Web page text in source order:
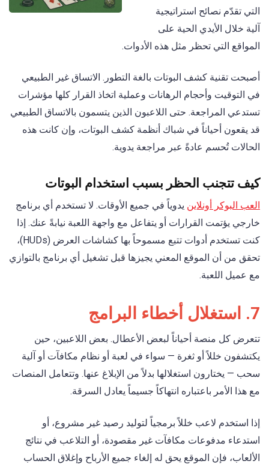
التي تقدّم نصائح استراتيجية
آلية خلال الأيدي الحية على
المواقع التي تحظر مثل هذه الأدوات.
أصبحت تقنية كشف البوتات بالغة التطور. الاتساق غير الطبيعي
في التوقيت وأحجام الرهانات وعملية اتخاذ القرار كلها مؤشرات
تستدعي المراجعة. حتى اللاعبون الذين يتسمون بالاتساق الطبيعي
قد يقعون أحياناً في شباك أنظمة كشف البوتات، وإن كانت هذه
الحالات تُحسم عادةً عبر مراجعة يدوية.
كيف تتجنب الحظر بسبب استخدام البوتات
العب البوكر أونلاين يدوياً في جميع الأوقات. لا تستخدم أي برنامج
خارجي يؤتمت القرارات أو يتفاعل مع واجهة اللعبة نيابةً عنك. إذا
كنت تستخدم أدوات تتبع مسموحاً بها كشاشات العرض (HUDs)،
تحقق من أن الموقع المعني يجيزها قبل تشغيل أي برنامج بالتوازي
مع عميل اللعبة.
7. استغلال أخطاء البرامج
تتعرض كل منصة أحياناً لبعض الأعطال. بعض اللاعبين، حين
يكتشفون خللاً أو ثغرة — سواء في لعبة أو نظام مكافآت أو آلية
سحب — يختارون استغلالها بدلاً من الإبلاغ عنها. وتتعامل المنصات
مع هذا الأمر باعتباره انتهاكاً جسيماً يعادل السرقة.
إذا استخدم لاعب خللاً برمجياً لتوليد رصيد غير مشروع، أو
استدعاء مدفوعات مكافآت غير مقصودة، أو التلاعب في نتائج
الألعاب، فإن الموقع يحق له إلغاء جميع الأرباح وإغلاق الحساب